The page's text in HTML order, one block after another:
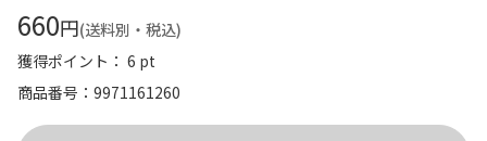
660円(送料別・税込)
獲得ポイント： 6 pt
商品番号
9971161260